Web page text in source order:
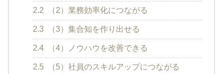
2.2 （2）業務効率化につながる
2.3 （3）集合知を作り出せる
2.4 （4）ノウハウを改善できる
2.5 （5）社員のスキルアップにつながる